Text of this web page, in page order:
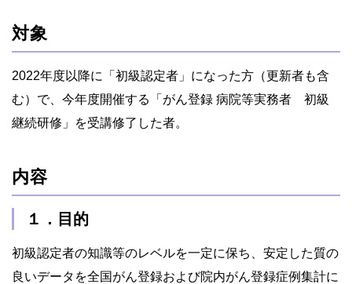
対象
2022年度以降に「初級認定者」になった方（更新者も含
む）で、今年度開催する「がん登録 病院等実務者 初級
継続研修」を受講修了した者。
内容
１．目的
初級認定者の知識等のレベルを一定に保ち、安定した質の
良いデータを全国がん登録および院内がん登録症例集計に